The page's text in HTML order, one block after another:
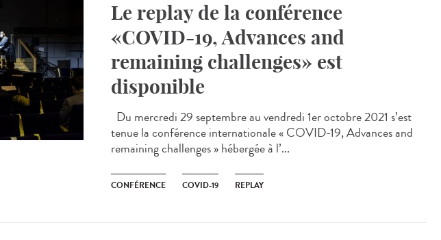
Le replay de la conférence
«COVID-19, Advances and
remaining challenges» est
disponible
Du mercredi 29 septembre au vendredi 1er octobre 2021 s’est
tenue la conférence internationale « COVID-19, Advances and
remaining challenges » hébergée à l’...
CONFÉRENCE COVID-19 REPLAY